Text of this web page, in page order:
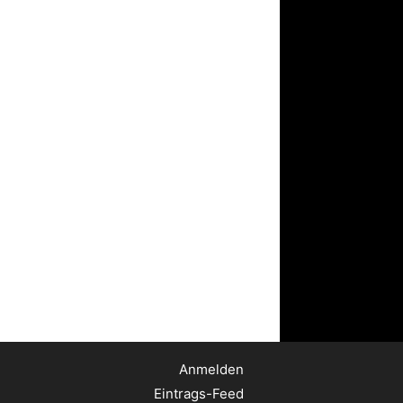
Anmelden
Eintrags-Feed